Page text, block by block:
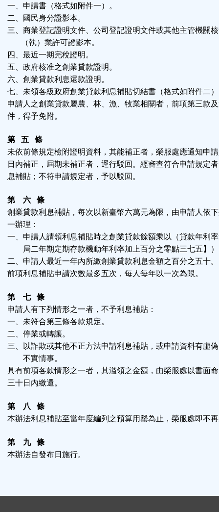
一、申請書（格式如附件一）。
二、國民身分證影本。
三、商業登記證明文件、公司登記證明文件或其他主管機關
（執）業許可證影本。
四、最近一期完稅證明。
五、政府核准之創業貸款證明。
六、創業貸款利息還款證明。
七、未領各級政府創業貸款利息補貼切結書（格式如附件二
申請人之創業貸款屬農、林、漁、牧業相關者，前項第三款
件，得予免附。
第 五 條
未依前條規定檢附證明資料，其能補正者，榮服處應通知申
日內補正，屆期未補正者，逕行駁回。經審查符合申請規定
息補貼；不符申請規定者，予以駁回。
第 六 條
創業貸款利息補貼，每次以新臺幣六萬元為限，由申請人依
一辦理：
一、申請人請領利息補貼時之創業貸款餘額乘以（貸款年利
局二年期定期存款機動年利率加上百分之零點三七五】
二、申請人最近一年內所繳創業貸款利息金額之百分之五十。
前項利息補貼申請次數最多五次，每人每年以一次為限。
第 七 條
申請人有下列情形之一者，不予利息補貼：
一、未符合第三條各款規定。
二、停業或轉讓。
三、以詐欺或其他不正方法申請利息補貼，或申請資料有虛
不實情事。
具有前項各款情形之一者，其溢領之金額，由榮服處以書面
三十日內繳還。
第 八 條
本辦法利息補貼至當年度編列之預算用罄為止，榮服處即不
第 九 條
本辦法自發布日施行。